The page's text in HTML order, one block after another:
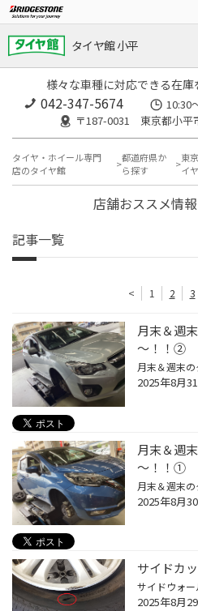
タイヤ館 小平
様々な車種に対応できる在庫
042-347-5674
10:30
〒187-0031 東京都小平
タイヤ・ホイール専門
店のタイヤ館
都道府県か
ら探す
東
イ
店舗おススメ情
記事一覧
< 1 2 3
月末＆週
～！！②
2025年8月
月末＆週
～！！①
2025年8月
サイドカ
2025年8月